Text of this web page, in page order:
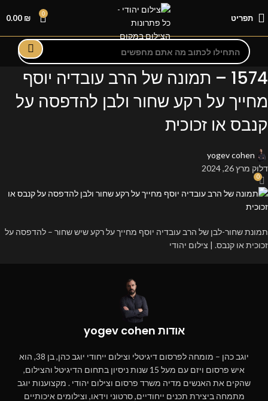
תפריט 0
0.00 ₪
1574 – תמונה של הרב עובדיה יוסף
מחייך על רקע שחור ולבן להדפסה על
קנבס או זכוכית
yogev cohen
דלוק מרץ 26, 2024
0
תמונת שחור-לבן של הרב עובדיה יוסף מחייך על רקע שיש שחור – להדפסה על
זכוכית או קנבס. | צילום יהודי
אודות yogev cohen
יוגב כהן – מומחה לפרסום דיגיטלי וצילום ייחודי יוגב כהן, בן 38, הוא
איש פרסום ויזם עם מעל 15 שנות ניסיון בתחום הדיגיטל והצילום,
שהקים את האנשים מדיה משרד פרסום וצילום יהודי . מקצוענות יוגב
מתמחה ביצירת תכנים ייחודיים, סרטוני וידאו, וצילומים איכותיים